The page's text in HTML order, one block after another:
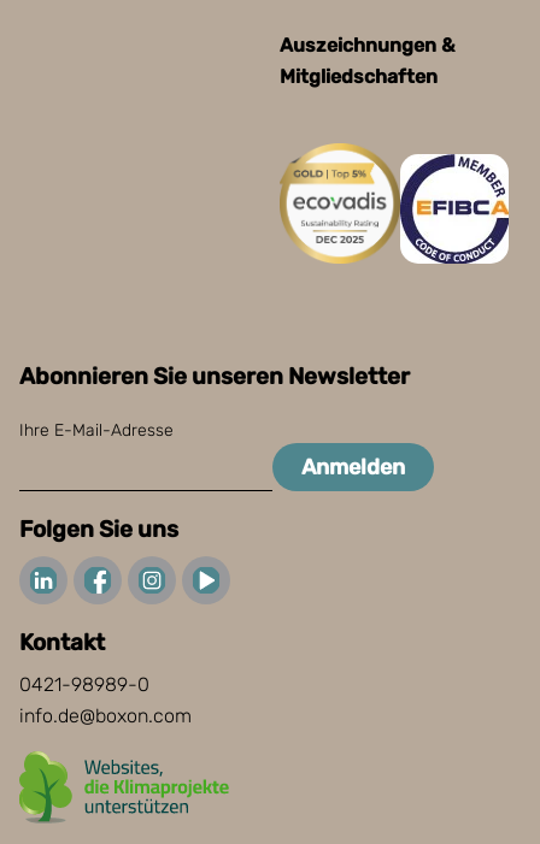
Auszeichnungen &
Mitgliedschaften
Abonnieren Sie unseren Newsletter
Ihre E-Mail-Adresse
Anmelden
Folgen Sie uns
Kontakt
0421-98989-0
info.de@boxon.com